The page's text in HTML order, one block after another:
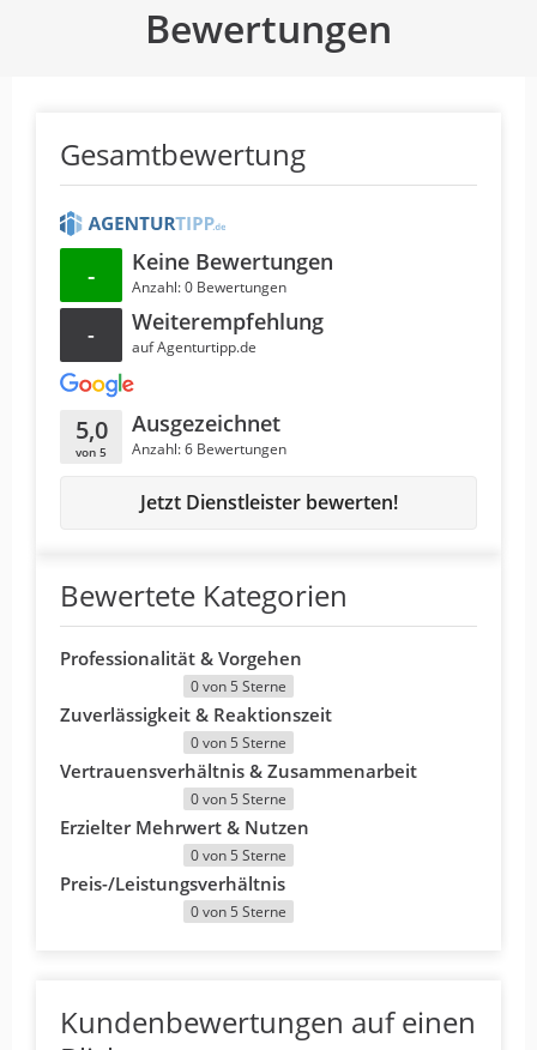
Bewertungen
Bewertete Kategorien
Professionalität & Vorgehen
0 von 5 Sterne
Zuverlässigkeit & Reaktionszeit
0 von 5 Sterne
Vertrauensverhältnis & Zusammenarbeit
0 von 5 Sterne
Erzielter Mehrwert & Nutzen
0 von 5 Sterne
Preis-/Leistungsverhältnis
0 von 5 Sterne
Gesamtbewertung
- Keine Bewertungen
Anzahl: 0 Bewertungen
- Weiterempfehlung
auf Agenturtipp.de
5,0
von 5
Ausgezeichnet
Anzahl: 6 Bewertungen
Jetzt Dienstleister bewerten!
Kundenbewertungen auf einen